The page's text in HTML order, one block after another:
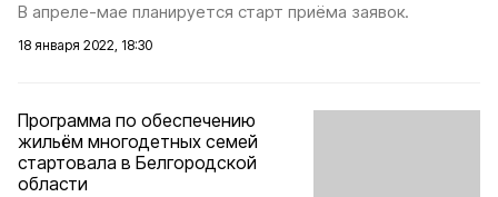
В апреле-мае планируется старт приёма заявок.
18 января 2022, 18:30
Программа по обеспечению
жильём многодетных семей
стартовала в Белгородской
области